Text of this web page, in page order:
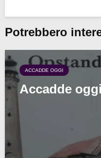
Potrebbero
ACCADDE OGGI
Accadde